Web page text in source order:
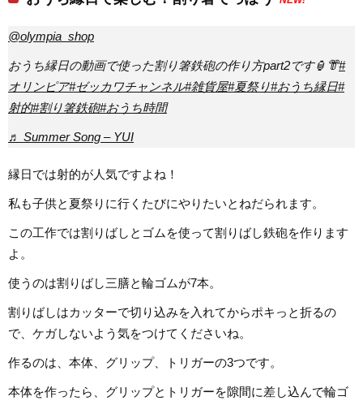
@olympia_shop
おうち縁日の動画で使った割り箸鉄砲の作り方part2です🏮👘#
オリンピア#ゼッカワチャンネル#雑貨屋#夏祭り#おうち縁日#
射的#割り箸鉄砲#おうち時間
♬ Summer Song – YUI
縁日では射的が人気ですよね！
私も子供と夏祭りに行くたびにやりたいとねだられます。
この工作では割りばしとゴムを使って割りばし鉄砲を作ります
よ。
使うのは割りばし三膳と輪ゴムが7本。
割りばしはカッターで切り込みを入れてからポキっと折るの
で、ケガしないよう気をつけてくださいね。
作るのは、本体、グリップ、トリガーの3つです。
本体を作ったら、グリップとトリガーを隙間に差し込んで輪ゴ